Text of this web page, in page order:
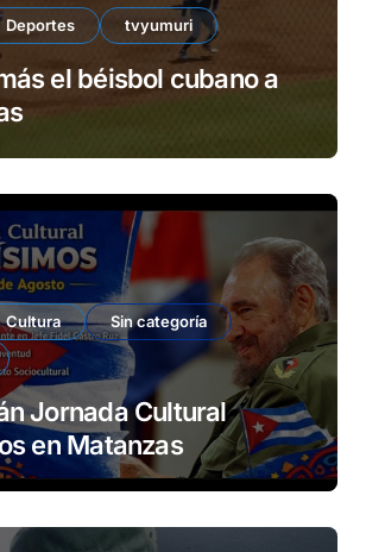
Deportes tvyumuri
el béisbol cubano a
Cultura
Sin categoría
Jornada Cultural
Fidelísimos en Matanzas